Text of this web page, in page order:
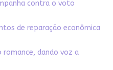
contra o voto
de reparação econômica
romance, dando voz a